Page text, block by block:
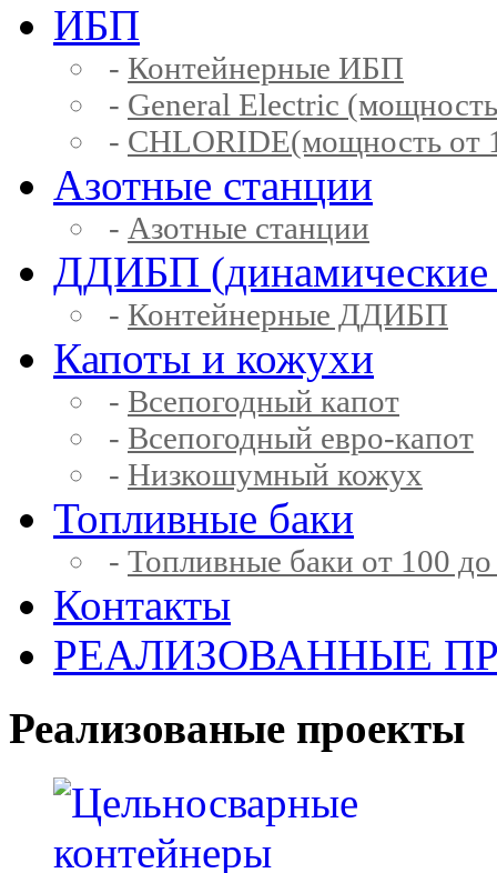
ИБП
- Контейнерные ИБП
- General Electric
- CHLORIDE(мощность от
Азотные станции
- Азотные станции
ДДИБП
- Контейнерные ДДИБП
Капоты и кожухи
- Всепогодный капот
- Всепогодный евро-капот
- Низкошумный кожух
Топливные баки
- Топливные баки от 100
Контакты
РЕАЛИЗОВАННЫЕ
Реализованые проекты